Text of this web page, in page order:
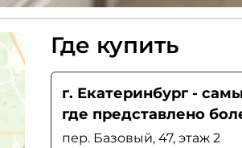
Где купить
г. Екатеринбург -
где представлено
пер. Базовый, 47, этаж 2